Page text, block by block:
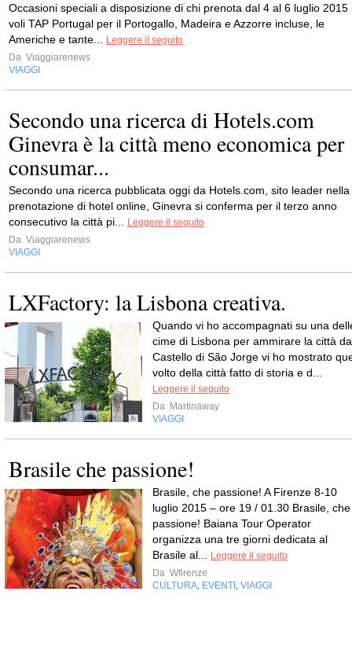
Occasioni speciali a disposizione di chi prenota dal 4 al 6 luglio 2015
voli TAP Portugal per il Portogallo, Madeira e Azzorre incluse, le
Americhe e tante...
Leggere il seguito
Da Viaggiarenews
VIAGGI
Secondo una ricerca di Hotels.com
Ginevra è la città meno economica per
consumar...
Secondo una ricerca pubblicata oggi da Hotels.com, sito leader nella
prenotazione di hotel online, Ginevra si conferma per il terzo anno
consecutivo la città pi...
Leggere il seguito
Da Viaggiarenews
VIAGGI
LXFactory: la Lisbona creativa.
Quando vi ho accompagnati su una
cime di Lisbona per ammirare la città
Castello di São Jorge vi ho mostrato
volto della città fatto di storia e d...
Leggere il seguito
Da Martinaway
VIAGGI
Brasile che passione!
Brasile, che passione! A Firenze 8-10
luglio 2015 – ore 19 / 01.30 Brasile, che
passione! Baiana Tour Operator
organizza una tre giorni dedicata al
Brasile al...
Leggere il seguito
Da Wfirenze
CULTURA EVENTI VIAGGI